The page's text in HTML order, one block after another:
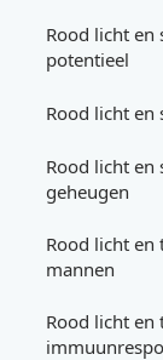
Rood licht en
potentieel
Rood licht en
Rood licht en
geheugen
Rood licht
mannen
Rood licht en